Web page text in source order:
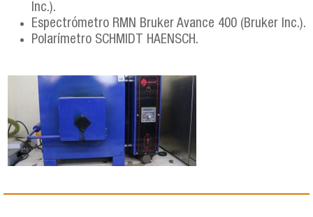
Inc.).
Espectrómetro RMN Bruker Avance 400 (Bruker Inc.).
Polarímetro SCHMIDT HAENSCH.